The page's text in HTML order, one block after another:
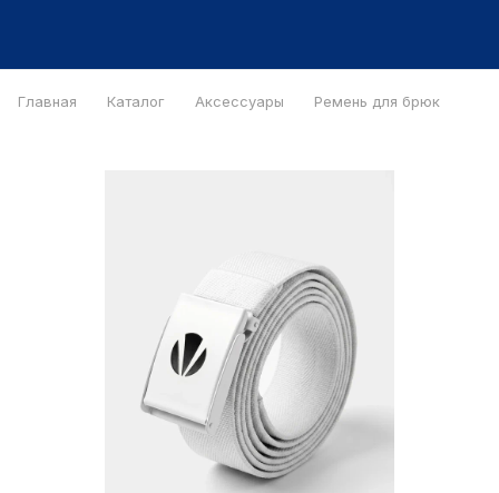
Главная Каталог Аксессуары Ремень для брюк